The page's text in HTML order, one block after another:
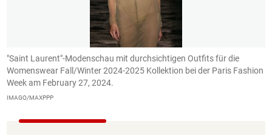
"Saint Laurent"-Modenschau mit durchsichtigen Outfits für die
Womenswear Fall/Winter 2024-2025 Kollektion bei der Paris Fashion
Week am February 27, 2024.
IMAGO/MAXPPP